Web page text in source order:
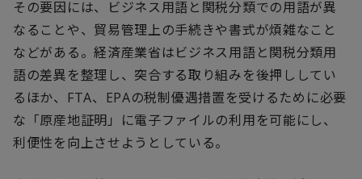
その要因には、ビジネス用語と関税分類での用語が異
なることや、貿易管理上の手続きや書式が煩雑なこと
などがある。経済産業省はビジネス用語と関税分類用
語の差異を整理し、突合する取り組みを後押ししてい
るほか、 FTA、 EPAの税制優遇措置を受けるために必要
な「原産地証明」に電子ファイルの利用を可能にし、
利便性を向上させようとしている。